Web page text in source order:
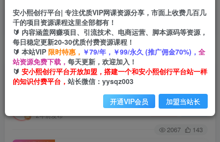
首页 创业课程 会员免费 正文
AI绘画课-学会AI绘画让智能工具助力创作释放无
限想象力AI工具助你成为绘画大师
2年前发布
关注 私信
2067 143
安小熙创行平台| 专注优质VIP网课资源分享，市面上收费几百几
千的项目资源课程这里全部都有！
🔰 内容涵盖网赚项目、引流技术、电商运营、脚本源码等资源，
每日稳定更新20-30优质付费资源课程！
🔰 本站VIP 限时特惠， ￥79/年，￥99/永久 (推广佣金70%)， 全
站资源免费下载， 每天更新，欢迎加入！
🔰 安小熙创行平台开放加盟，搭建一个和安小熙创行平台站一样
的知识付费平台， 站长微信：yysqz003
开通VIP会员 加盟当站长